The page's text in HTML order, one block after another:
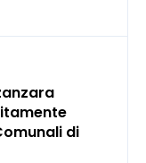
di